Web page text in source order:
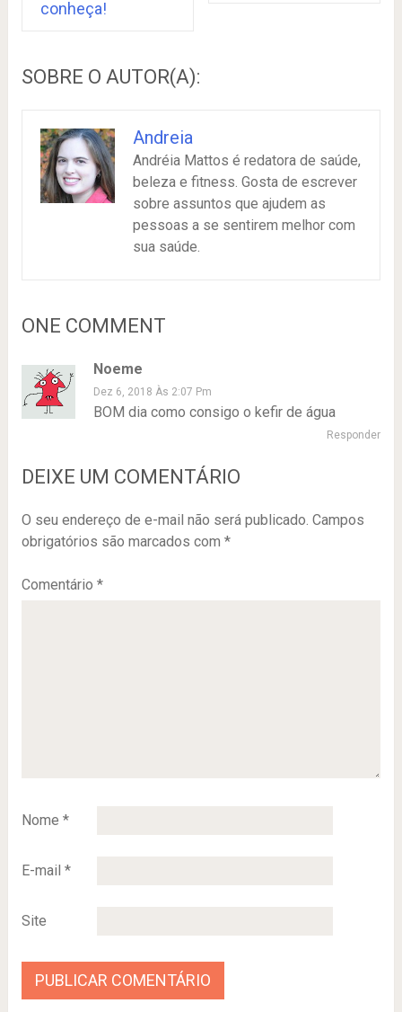
conheça!
SOBRE O AUTOR(A):
Andreia
Andréia Mattos é redatora de saúde,
beleza e fitness. Gosta de escrever
sobre assuntos que ajudem as
pessoas a se sentirem melhor com
sua saúde.
ONE COMMENT
Noeme
Dez 6, 2018 Às 2:07 Pm
BOM dia como consigo o kefir de água
Responder
DEIXE UM COMENTÁRIO
O seu endereço de e-mail não será publicado. Campos
obrigatórios são marcados com *
Comentário *
Nome *
E-mail *
Site